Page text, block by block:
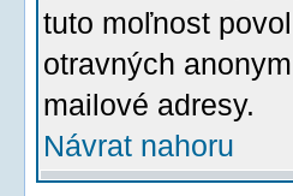
tuto moľnost
otravných
mailové adresy.
Návrat nahoru